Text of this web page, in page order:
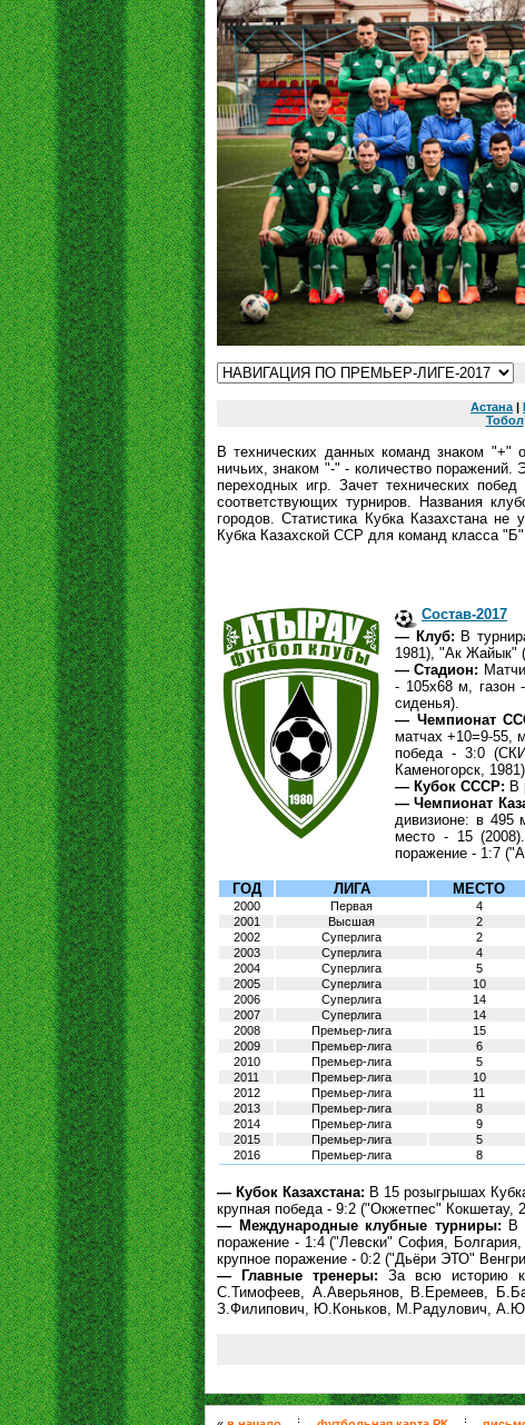
Астана |
Тобол
В технических данных команд знаком "+"
ничьих, знаком "-" - количество
переходных игр. Зачет технических
соответствующих турниров. Названия
городов. Статистика Кубка Казахстана
Кубка Казахской ССР для команд класса "Б"
Состав-2017
— Клуб: В
1981), "Ак Жайык"
— Стадион:
- 105х68 м, газон
сиденья).
— Чемпионат
матчах +10=9-55,
победа - 3:0
Каменогорск,
— Кубок СССР: В
— Чемпионат
дивизионе: в 495
место - 15
поражение - 1:7
ГОД ЛИГА МЕСТО
2000 Первая 4
2001
Высшая 2
2002
Суперлига 2
2003
Суперлига 4
2004
Суперлига 5
2005
Суперлига 10
2006
Суперлига 14
2007
Суперлига 14
2008
Премьер-лига 15
2009
Премьер-лига 6
2010
Премьер-лига 5
2011
Премьер-лига 10
2012
Премьер-лига 11
2013
Премьер-лига 8
2014
Премьер-лига 9
2015
Премьер-лига 5
2016
Премьер-лига 8
— Кубок Казахстана: В 15 розыгрышах
крупная победа - 9:2 ("Окжетпес" Кокшетау,
— Международные клубные турниры: В
поражение - 1:4 ("Левски" София,
крупное поражение - 0:2 ("Дьёри ЭТО"
— Главные тренеры: За всю историю
С.Тимофеев, А.Аверьянов, В.Еремеев,
З.Филипович, Ю.Коньков, М.Радулович,